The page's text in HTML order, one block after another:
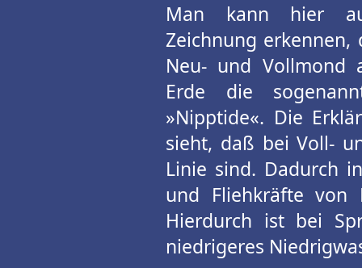
Man kann hier
Zeichnung erkennen,
Neu- und Vollmond
Erde die
»Nipptide«. Die
sieht, daß bei Voll-
Linie sind. Dadurch
und Fliehkräfte von
Hierdurch ist bei
niedrigeres